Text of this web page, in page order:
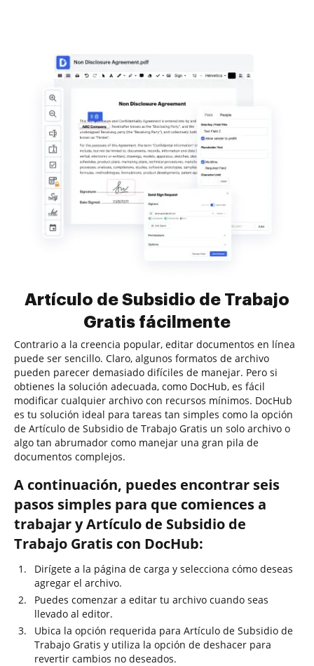
Artículo de Subsidio de Trabajo
Gratis fácilmente
Contrario a la creencia popular, editar documentos en línea
puede ser sencillo. Claro, algunos formatos de archivo
pueden parecer demasiado difíciles de manejar. Pero si
obtienes la solución adecuada, como DocHub, es fácil
modificar cualquier archivo con recursos mínimos. DocHub
es tu solución ideal para tareas tan simples como la opción
de Artículo de Subsidio de Trabajo Gratis un solo archivo o
algo tan abrumador como manejar una gran pila de
documentos complejos.
A continuación, puedes encontrar seis
pasos simples para que comiences a
trabajar y Artículo de Subsidio de
Trabajo Gratis con DocHub:
Dirígete a la página de carga y selecciona cómo deseas
agregar el archivo.
Puedes comenzar a editar tu archivo cuando seas
llevado al editor.
Ubica la opción requerida para Artículo de Subsidio de
Trabajo Gratis y utiliza la opción de deshacer para
revertir cambios no deseados.